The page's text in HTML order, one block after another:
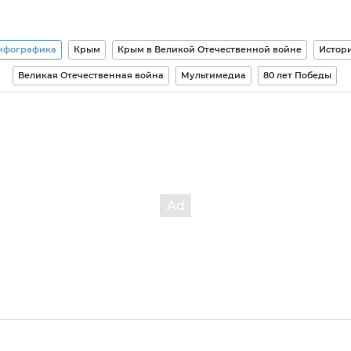
Крым Крым в Великой Отечественной войне
Великая Отечественная война Мультимедиа 80 лет Победы